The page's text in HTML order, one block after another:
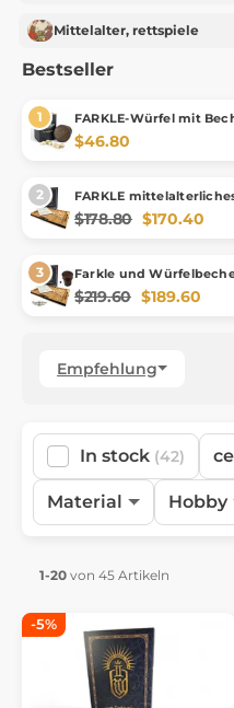
Mittelalter, rettspiele
Bestseller
FARKLE-Würfel mit
offizielles Merch
$46.80
FARKLE
Deliverance, offizieller
$178.80 $170.40
Farkle und
$219.60 $189.60
Empfehlung
In stock (42)
Material Hobby
1-20 von 45 Artikeln
-5%